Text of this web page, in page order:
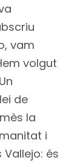
vam
volgut
de
la
i
és